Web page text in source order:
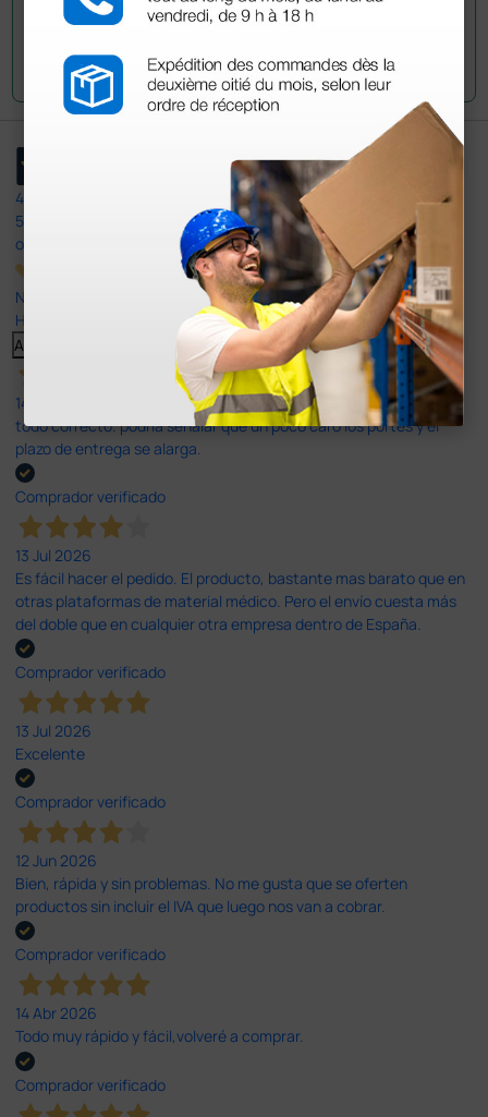
Envía tu pregunta
4,4
597
opiniones
Nuestras reseñas de 4 y 5 estrellas.
Haga clic aquí para leerlos todos >
Anterior
14 Jul 2026
todo correcto. podria señalar que un poco caro los portes y el
plazo de entrega se alarga.
Comprador verificado
13 Jul 2026
Es fácil hacer el pedido. El producto, bastante mas barato que en
otras plataformas de material médico. Pero el envío cuesta más
del doble que en cualquier otra empresa dentro de España.
Comprador verificado
13 Jul 2026
Excelente
Comprador verificado
12 Jun 2026
Bien, rápida y sin problemas. No me gusta que se oferten
productos sin incluir el IVA que luego nos van a cobrar.
Comprador verificado
14 Abr 2026
Todo muy rápido y fácil,volveré a comprar.
Comprador verificado